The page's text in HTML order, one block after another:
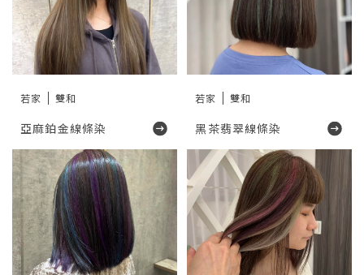
若家 雙和
亞麻鉑金線條染
若家 雙和
黑茶翡翠線條染